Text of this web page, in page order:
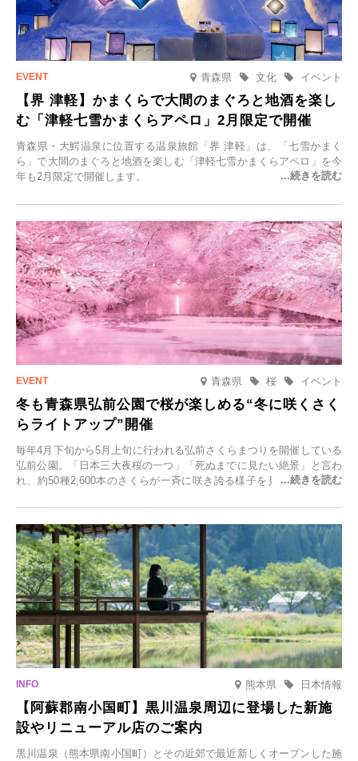
青森県 イベント
文化
【界 津軽】かまくらで大間のまぐろと地酒を楽し
む「津軽七雪かまくらアペロ」2月限定で開催
青森県・大鰐温泉に位置する温泉旅館「界 津軽」は、「七雪かまく
ら」で大間のまぐろと地酒を楽しむ「津軽七雪かまくらアペロ」を今
年も2月限定で開催します。
青森県 イベント
桜
冬も青森県弘前公園で桜が楽しめる“冬に咲くさく
らライトアップ”開催
毎年4月下旬から5月上旬に行われる弘前さくらまつりを開催している
弘前公園。「日本三大夜桜の一つ」「死ぬまでに見たい絶景」と言わ
れ、約50種2,600本のさくらが一斉に咲き誇る様子を見に、世界中か
日(月)～2026年2月28日(土)の期間、「冬に咲くさくらライトアップ」
を開催します。
熊本県 日本情報
【阿蘇郡南小国町】黒川温泉周辺に登場した新施
設やリニューアル店のご案内
黒川温泉（熊本県南小国町）とその近郊で最近新しくオープンした施